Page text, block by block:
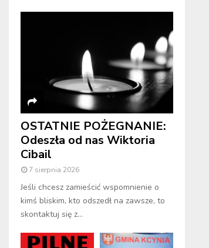
OSTATNIE POŻEGNANIE:
Odeszła od nas Wiktoria
Cibail
7 sierpnia 2026
Jeśli chcesz zamieścić wspomnienie o
kimś bliskim, kto odszedł na zawsze, to
skontaktuj się z...